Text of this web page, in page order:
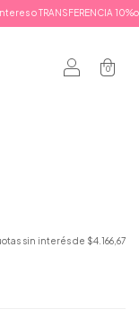
10%off🔥🔥🔥
0
sin interés de $4.166,67